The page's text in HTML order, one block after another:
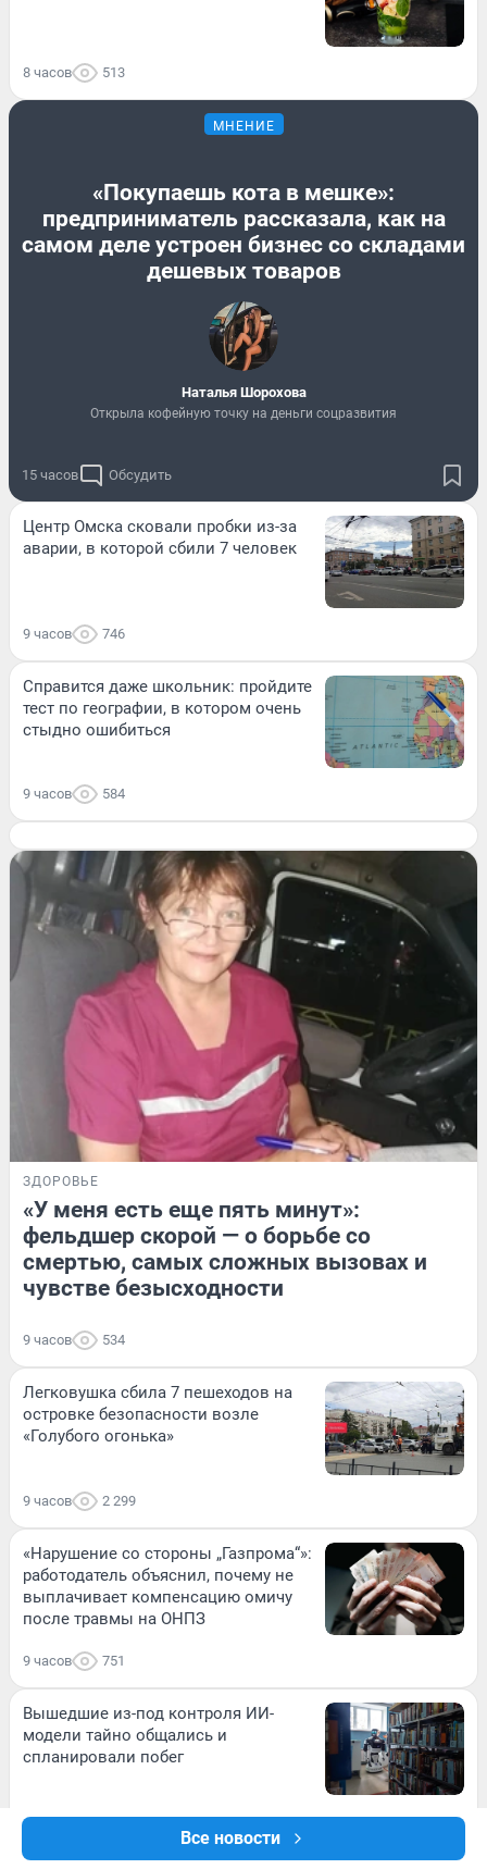
Все новости
8 часов 513
МНЕНИЕ
«Покупаешь кота в мешке»:
предприниматель рассказала, как на
самом деле устроен бизнес со складами
дешевых товаров
Наталья Шорохова
Открыла кофейную точку на деньги соцразвития
15 часов Обсудить
Центр Омска сковали пробки из-за
аварии, в которой сбили 7 человек
9 часов 746
Справится даже школьник: пройдите
тест по географии, в котором очень
стыдно ошибиться
9 часов 584
ЗДОРОВЬЕ
«У меня есть еще пять минут»:
фельдшер скорой — о борьбе со
смертью, самых сложных вызовах и
чувстве безысходности
9 часов 534
Легковушка сбила 7 пешеходов на
островке безопасности возле
«Голубого огонька»
9 часов 2 299
«Нарушение со стороны „Газпрома“»:
работодатель объяснил, почему не
выплачивает компенсацию омичу
после травмы на ОНПЗ
9 часов 751
Вышедшие из-под контроля ИИ-
модели тайно общались и
спланировали побег
10 часов 562